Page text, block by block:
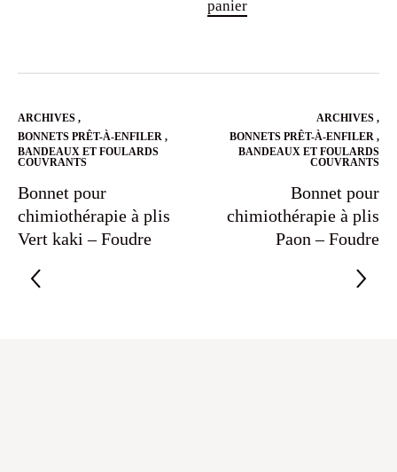
panier
ARCHIVES ,
BONNETS PRÊT-À-ENFILER ,
BANDEAUX ET FOULARDS
COUVRANTS
Bonnet pour
chimiothérapie à plis
Vert kaki – Foudre
ARCHIVES ,
BONNETS PRÊT-À-ENFILER ,
BANDEAUX ET FOULARDS
COUVRANTS
Bonnet pour
chimiothérapie à plis
Paon – Foudre